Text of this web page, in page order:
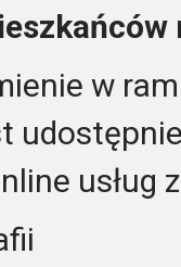
w
usług